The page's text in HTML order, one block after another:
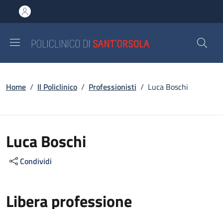
al contenuto principale
to footer content
Briciole di pane
Home / Il Policlinico / Professionisti / Luca Boschi
Luca Boschi
Condividi
Libera professione